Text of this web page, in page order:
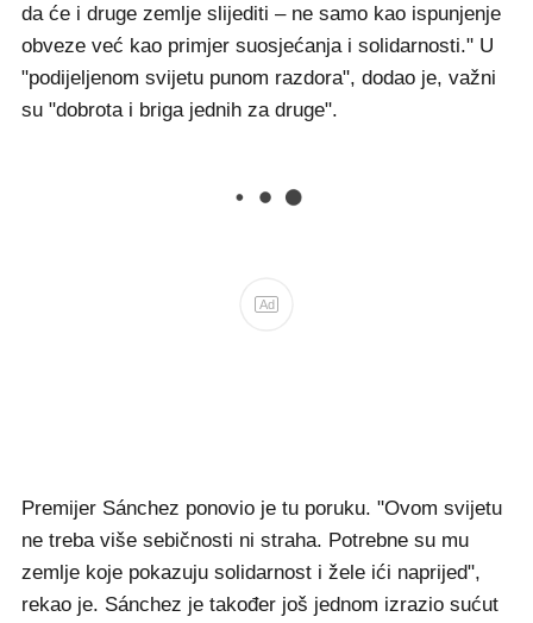
da će i druge zemlje slijediti – ne samo kao ispunjenje
obveze već kao primjer suosjećanja i solidarnosti." U
"podijeljenom svijetu punom razdora", dodao je, važni
su "dobrota i briga jednih za druge".
Ad
Premijer Sánchez ponovio je tu poruku. "Ovom svijetu
ne treba više sebičnosti ni straha. Potrebne su mu
zemlje koje pokazuju solidarnost i žele ići naprijed",
rekao je. Sánchez je također još jednom izrazio sućut